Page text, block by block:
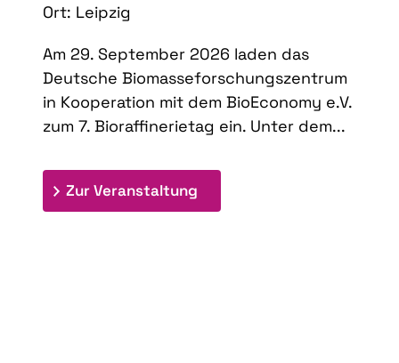
Ort: Leipzig
Am 29. September 2026 laden das
Deutsche Biomasseforschungszentrum
in Kooperation mit dem BioEconomy e.V.
zum 7. Bioraffinerietag ein. Unter dem...
Zur Veranstaltung